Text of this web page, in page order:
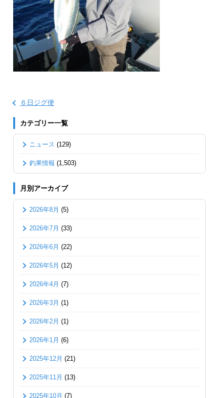
６日ジグ便
カテゴリー一覧
ニュース (129)
釣果情報 (1,503)
月別アーカイブ
2026年8月 (5)
2026年7月 (33)
2026年6月 (22)
2026年5月 (12)
2026年4月 (7)
2026年3月 (1)
2026年2月 (1)
2026年1月 (6)
2025年12月 (21)
2025年11月 (13)
2025年10月 (7)